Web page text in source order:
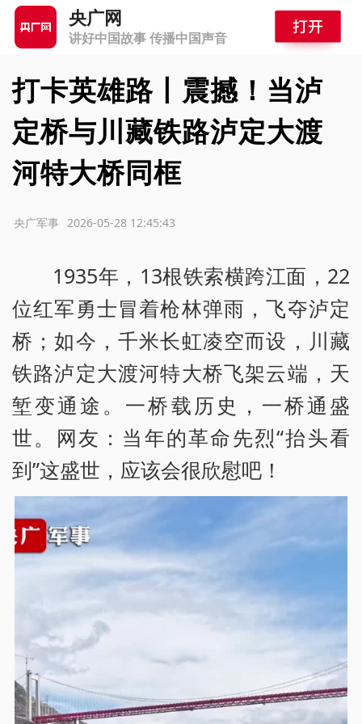
央广网
讲好中国故事 传播中国声音
打卡英雄路丨震撼！当泸
定桥与川藏铁路泸定大渡
河特大桥同框
2026-05-28 12:45:43
央广军事
1935年，13根铁索横跨江面，22
位红军勇士冒着枪林弹雨，飞夺泸定
桥；如今，千米长虹凌空而设，川藏
铁路泸定大渡河特大桥飞架云端，天
堑变通途。一桥载历史，一桥通盛
世。网友：当年的革命先烈“抬头看
到”这盛世，应该会很欣慰吧！